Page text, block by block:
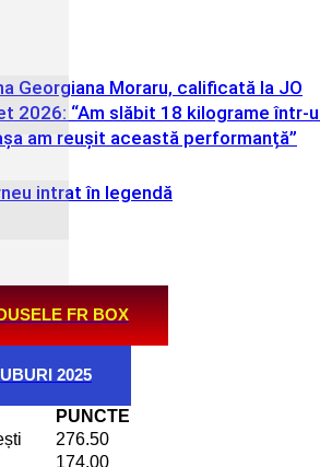
Georgiana Moraru, calificată la JO
2026: “Am slăbit 18 kilograme într-
am reușit această performanță”
intrat în legendă
FR BOX
2025
PUNCTE
276.50
174.00